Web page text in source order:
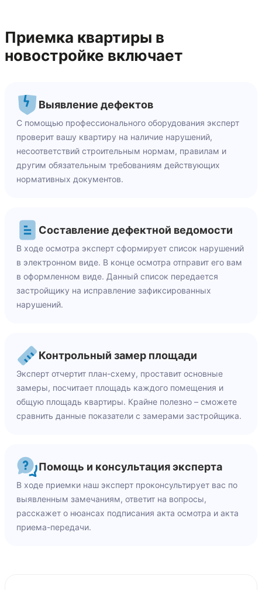
Приемка квартиры в
новостройке включает
Выявление дефектов
С помощью профессионального оборудования эксперт
проверит вашу квартиру на наличие нарушений,
несоответствий строительным нормам, правилам и
другим обязательным требованиям действующих
нормативных документов.
Составление дефектной ведомости
В ходе осмотра эксперт сформирует список нарушений
в электронном виде. В конце осмотра отправит его вам
в оформленном виде. Данный список передается
застройщику на исправление зафиксированных
нарушений.
Контрольный замер площади
Эксперт отчертит план-схему, проставит основные
замеры, посчитает площадь каждого помещения и
общую площадь квартиры. Крайне полезно – сможете
сравнить данные показатели с замерами застройщика.
Помощь и консультация эксперта
В ходе приемки наш эксперт проконсультирует вас по
выявленным замечаниям, ответит на вопросы,
расскажет о нюансах подписания акта осмотра и акта
приема-передачи.